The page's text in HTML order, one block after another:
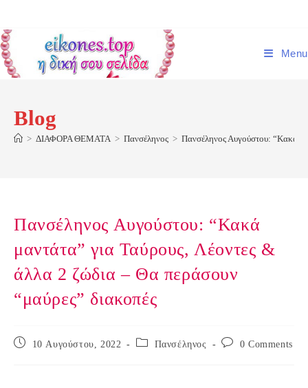
content
Menu
Blog
> ΔΙΑΦΟΡΑ ΘΕΜΑΤΑ > Πανσέληνος > Πανσέληνος Αυγούστου: “Κακά
Πανσέληνος Αυγούστου: “Κακά
μαντάτα” για Ταύρους, Λέοντες &
άλλα 2 ζώδια – Θα περάσουν
“μαύρες” διακοπές
Post
10 Αυγούστου, 2022
Post
Πανσέληνος
Post 0 Comments